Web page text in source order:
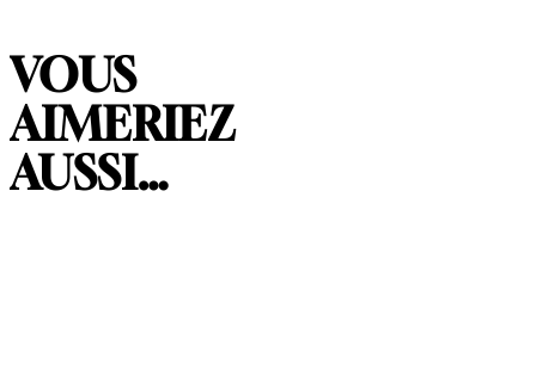
VOUS
AIMERIEZ
AUSSI…